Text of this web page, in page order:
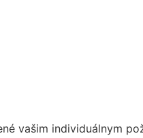
vašim individuálnym